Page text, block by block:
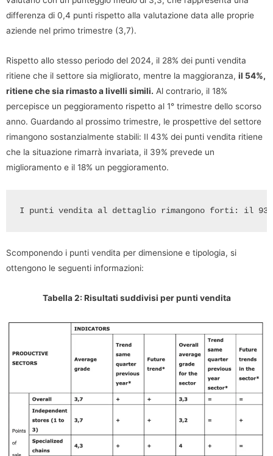
differenza di 0,4 punti rispetto alla valutazione data alle proprie
aziende nel primo trimestre (3,7).
Rispetto allo stesso periodo del 2024, il 28% dei punti vendita
ritiene che il settore sia migliorato, mentre la maggioranza, il 54%,
ritiene che sia rimasto a livelli simili. Al contrario, il 18%
percepisce un peggioramento rispetto al 1° trimestre dello scorso
anno. Guardando al prossimo trimestre, le prospettive del settore
rimangono sostanzialmente stabili: Il 43% dei punti vendita ritiene
che la situazione rimarrà invariata, il 39% prevede un
miglioramento e il 18% un peggioramento.
I punti vendita al dettaglio rimangono forti: il 93%
Scomponendo i punti vendita per dimensione e tipologia, si
ottengono le seguenti informazioni:
Tabella 2: Risultati suddivisi per punti vendita